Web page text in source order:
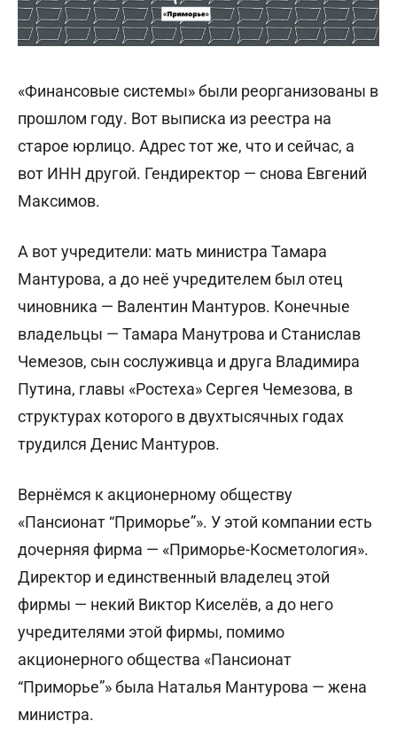
«Финансовые системы» были реорганизованы в
прошлом году. Вот выписка из реестра на
старое юрлицо. Адрес тот же, что и сейчас, а
вот ИНН другой. Гендиректор — снова Евгений
Максимов.
А вот учредители: мать министра Тамара
Мантурова, а до неё учредителем был отец
чиновника — Валентин Мантуров. Конечные
владельцы — Тамара Манутрова и Станислав
Чемезов, сын сослуживца и друга Владимира
Путина, главы «Ростеха» Сергея Чемезова, в
структурах которого в двухтысячных годах
трудился Денис Мантуров.
Вернёмся к акционерному обществу
«Пансионат “Приморье”». У этой компании есть
дочерняя фирма — «Приморье-Косметология».
Директор и единственный владелец этой
фирмы — некий Виктор Киселёв, а до него
учредителями этой фирмы, помимо
акционерного общества «Пансионат
“Приморье”» была Наталья Мантурова — жена
министра.